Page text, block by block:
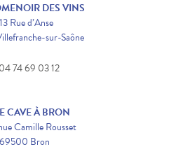
DES VINS
Rue d’Anse
sur-Saône
74 69 03 12
CAVE À BRON
Camille Rousset
69500 Bron